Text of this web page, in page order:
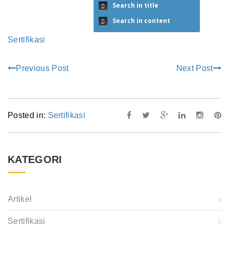
Sertifikasi
Previous Post Next Post
Posted in: Sertifikasi
KATEGORI
Artikel
Sertifikasi
Search in title
Search in content